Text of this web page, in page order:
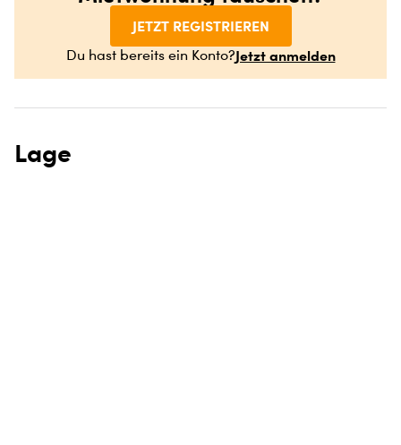
JETZT REGISTRIEREN
Du hast bereits ein Konto?Jetzt anmelden
Lage